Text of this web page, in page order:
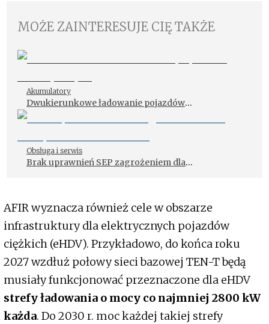
MOŻE ZAINTERESUJE CIĘ TAKŻE
Akumulatory
Dwukierunkowe ładowanie pojazdów
elektrycznych
Obsługa i serwis
Brak uprawnień SEP zagrożeniem dla
AFIR wyznacza również cele w obszarze
infrastruktury dla elektrycznych pojazdów
ciężkich (eHDV). Przykładowo, do końca roku
2027 wzdłuż połowy sieci bazowej TEN-T będą
musiały funkcjonować przeznaczone dla eHDV
strefy ładowania o mocy co najmniej 2800 kW
każda. Do 2030 r. moc każdej takiej strefy